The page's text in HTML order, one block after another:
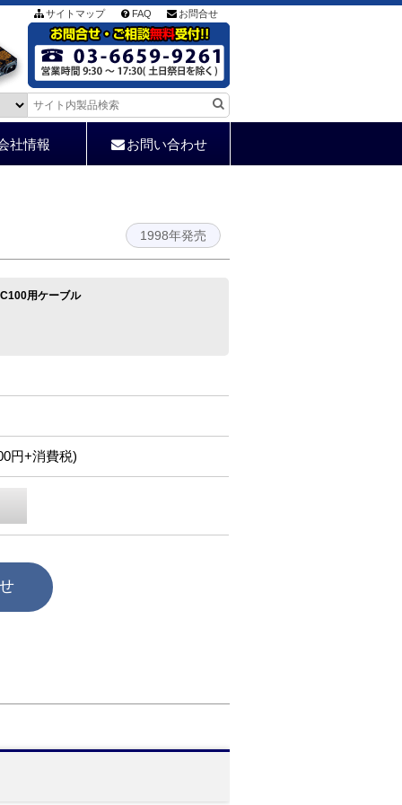
サイトマップ FAQ お問合せ
社情報 お問い合わせ
1998年発売
用ケーブル
円+消費税)